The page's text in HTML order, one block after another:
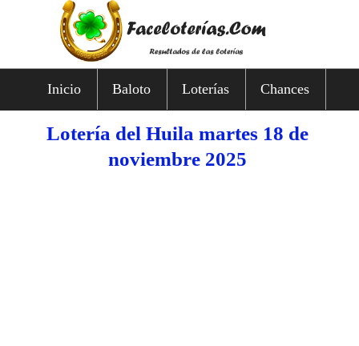
Inicio Baloto Loterías Chances
Lotería del Huila martes 18 de
noviembre 2025